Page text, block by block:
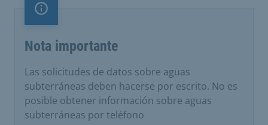
Nota importante
Nota importante
Las solicitudes de datos sobre aguas
subterráneas deben hacerse por escrito. No es
posible obtener información sobre aguas
subterráneas por teléfono